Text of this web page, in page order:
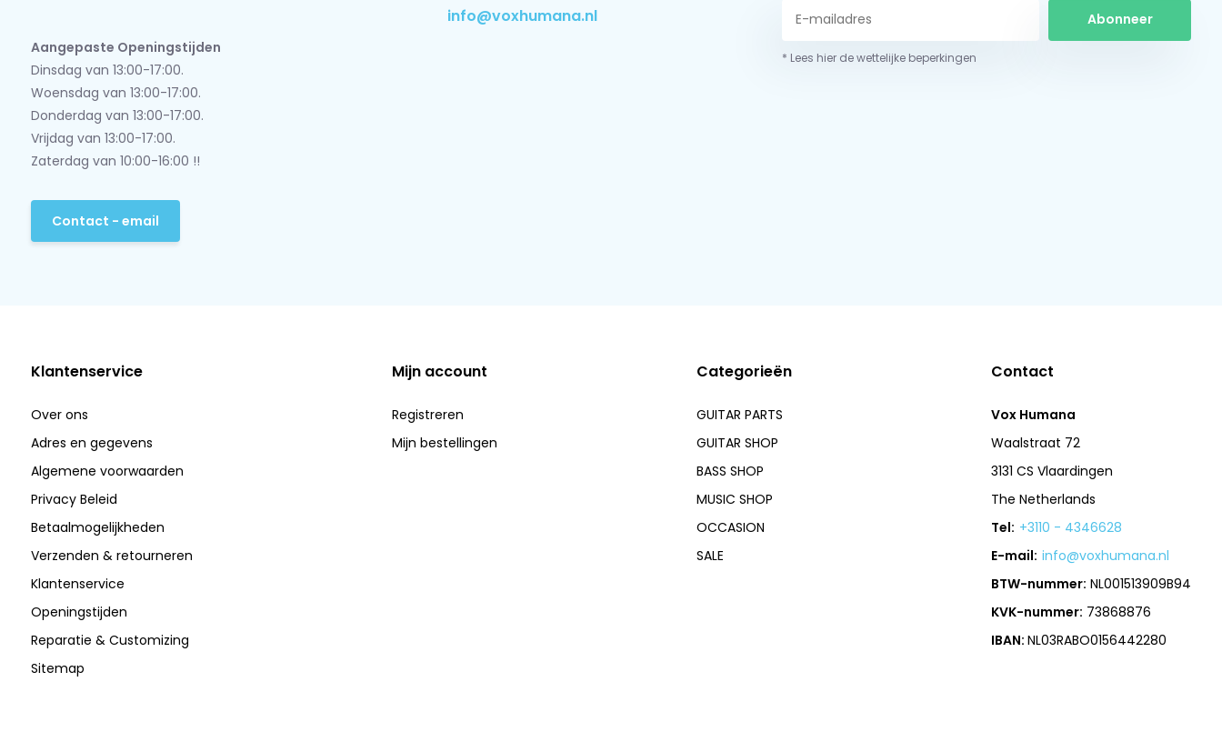
Aangepaste Openingstijden
Dinsdag van 13:00-17:00.
Woensdag van 13:00-17:00.
Donderdag van 13:00-17:00.
Vrijdag van 13:00-17:00.
Zaterdag van 10:00-16:00 !!
Contact - email
info@voxhumana.nl
Abonneer
* Lees hier de wettelijke beperkingen
Klantenservice
Over ons
Adres en gegevens
Algemene voorwaarden
Privacy Beleid
Betaalmogelijkheden
Verzenden & retourneren
Klantenservice
Openingstijden
Reparatie & Customizing
Sitemap
Mijn account
Registreren
Mijn bestellingen
Categorieën
GUITAR PARTS
GUITAR SHOP
BASS SHOP
MUSIC SHOP
OCCASION
SALE
Contact
Vox Humana
Waalstraat 72
3131 CS Vlaardingen
The Netherlands
Tel: +3110 - 4346628
E-mail: info@voxhumana.nl
BTW-nummer: NL001513909B94
KVK-nummer: 73868876
IBAN:NL03RABO0156442280